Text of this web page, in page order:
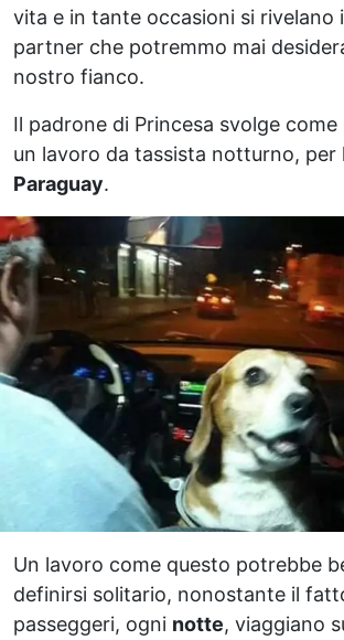
vita e in tante occasioni si rivelano
partner che potremmo mai
nostro fianco.
Il padrone di Princesa svolge
un lavoro da tassista notturno, per
Paraguay.
Un lavoro come questo potrebbe
definirsi solitario, nonostante il
passeggeri, ogni notte, viaggiano